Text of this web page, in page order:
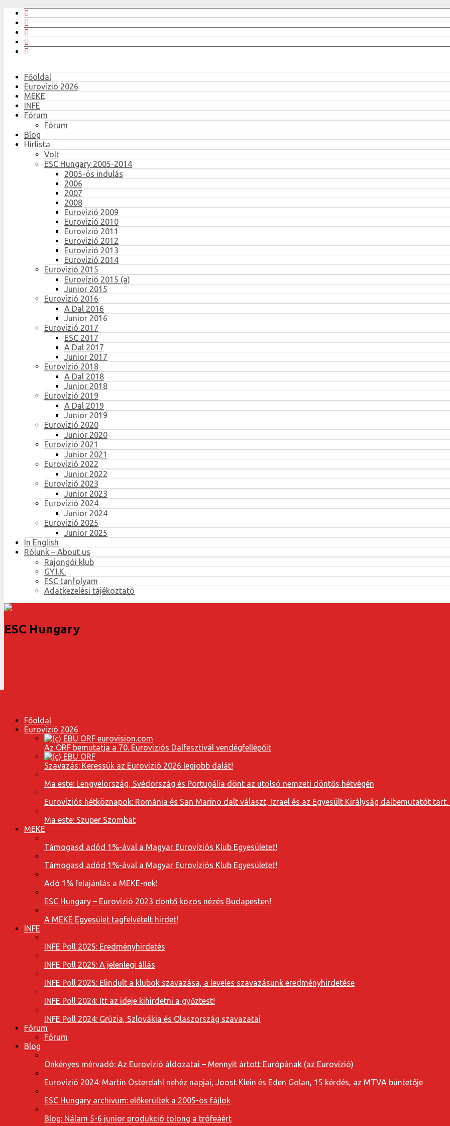
Főoldal
Eurovízió 2026
MEKE
INFE
Fórum
Fórum
Blog
Hírlista
Volt
ESC Hungary 2005-2014
2005-ös indulás
2006
2007
2008
Eurovízió 2009
Eurovízió 2010
Eurovízió 2011
Eurovízió 2012
Eurovízió 2013
Eurovízió 2014
Eurovízió 2015
Eurovízió 2015 (a)
Junior 2015
Eurovízió 2016
A Dal 2016
Junior 2016
Eurovízió 2017
ESC 2017
A Dal 2017
Junior 2017
Eurovízió 2018
A Dal 2018
Junior 2018
Eurovízió 2019
A Dal 2019
Junior 2019
Eurovízió 2020
Junior 2020
Eurovízió 2021
Junior 2021
Eurovízió 2022
Junior 2022
Eurovízió 2023
Junior 2023
Eurovízió 2024
Junior 2024
Eurovízió 2025
Junior 2025
In English
Rólunk – About us
Rajongói klub
GY.I.K.
ESC tanfolyam
Adatkezelési tájékoztató
ESC Hungary
Főoldal
Eurovízió 2026
Az ORF bemutatja a 70. Eurovíziós Dalfesztivál vendégfellépőit
Szavazás: Keressük az Eurovízió 2026 legjobb dalát!
Ma este: Lengyelország, Svédország és Portugália dönt az utolsó nemzeti döntős hétvégén
Eurovíziós hétköznapok: Románia és San Marino dalt választ, Izrael és az Egyesült Királyság dalbemutatót tart.
Ma este: Szuper Szombat
MEKE
Támogasd adód 1%-ával a Magyar Eurovíziós Klub Egyesületet!
Támogasd adód 1%-ával a Magyar Eurovíziós Klub Egyesületet!
Adó 1% felajánlás a MEKE-nek!
ESC Hungary – Eurovízió 2023 döntő közös nézés Budapesten!
A MEKE Egyesület tagfelvételt hirdet!
INFE
INFE Poll 2025: Eredményhirdetés
INFE Poll 2025: A jelenlegi állás
INFE Poll 2025: Elindult a klubok szavazása, a leveles szavazásunk eredményhirdetése
INFE Poll 2024: Itt az ideje kihirdetni a győztest!
INFE Poll 2024: Grúzia, Szlovákia és Olaszország szavazatai
Fórum
Fórum
Blog
Önkényes mérvadó: Az Eurovízió áldozatai – Mennyit ártott Európának (az Eurovízió)
Eurovízió 2024: Martin Österdahl nehéz napjai, Joost Klein és Eden Golan, 15 kérdés, az MTVA büntetője
ESC Hungary archivum: előkerültek a 2005-ös fájlok
Blog: Nálam 5-6 junior produkció tolong a trófeáért